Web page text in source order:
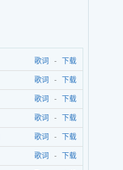
歌词 - 下载
歌词 - 下载
歌词 - 下载
歌词 - 下载
歌词 - 下载
歌词 - 下载